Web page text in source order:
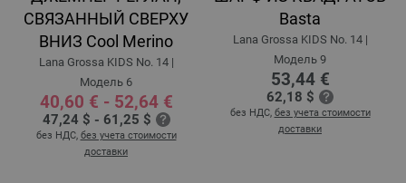
СВЯЗАННЫЙ СВЕРХУ
ВНИЗ Cool Merino
Lana Grossa KIDS No. 14 |
Модель 6
40,60 € - 52,64 €
47,24 $ - 61,25 $
без НДС, без учета стоимости
доставки
Basta
Lana Grossa KIDS No. 14 |
Модель 9
53,44 €
62,18 $
без НДС, без учета стоимости
доставки